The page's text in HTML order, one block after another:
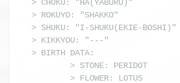
> CHOKU: "HA(YABURU)"
> ROKUYO: "SHAKKO"
> SHUKU: "I-SHUKU(EKIE-BOSHI)"
> KIKKYOU: "---"
> BIRTH DATA: